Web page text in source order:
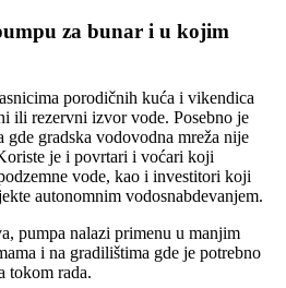
za bunar i u kojim
porodičnih kuća i vikendica
ili rezervni izvor vode. Posebno je
gde gradska vodovodna mreža nije
je i povrtari i voćari koji
vode, kao i investitori koji
autonomnim vodosnabdevanjem.
pumpa nalazi primenu u manjim
i na gradilištima gde je potrebno
tokom rada.